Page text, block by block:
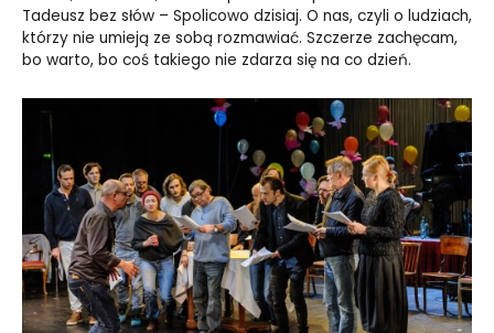
Tadeusz bez słów – Spolicowo dzisiaj. O nas, czyli o ludziach,
którzy nie umieją ze sobą rozmawiać. Szczerze zachęcam,
bo warto, bo coś takiego nie zdarza się na co dzień.